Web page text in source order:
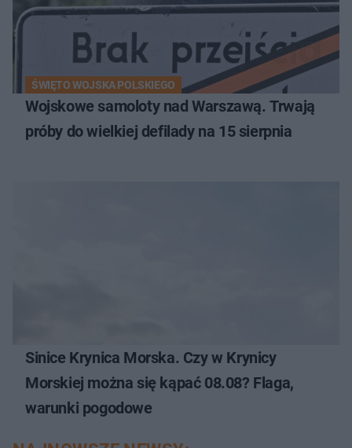
ŚWIĘTO WOJSKA POLSKIEGO
Wojskowe samoloty nad Warszawą. Trwają
próby do wielkiej defilady na 15 sierpnia
Sinice Krynica Morska. Czy w Krynicy
Morskiej można się kąpać 08.08? Flaga,
warunki pogodowe